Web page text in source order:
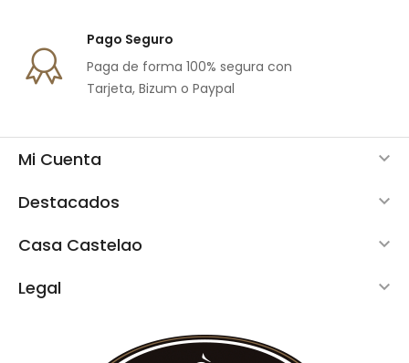
Pago Seguro
Paga de forma 100% segura con
Tarjeta, Bizum o Paypal
Mi Cuenta 
Destacados 
Casa Castelao 
Legal 